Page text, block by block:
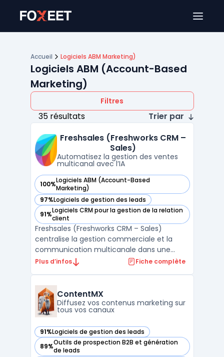
Accueil Logiciels ABM Marketing)
Logiciels ABM (Account-Based
Marketing)
Filtres
35 résultats
Trier par
Freshsales (Freshworks CRM –
Sales)
Automatisez la gestion des ventes
multicanal avec l’IA
100%Logiciels ABM (Account-Based
Marketing)
— voir Freshsales (Freshworks CRM – Sales) dans cette
97%Logiciels de gestion des leads
— voir Freshsales (Freshworks CRM – Sales) dans cette
91%Logiciels CRM pour la gestion de la relation
client
— voir Freshsales (Freshworks CRM – Sales) dans cette
Freshsales (Freshworks CRM – Sales)
centralise la gestion commerciale et la
communication multicanale dans une
interface organisée pour les équipes de
pipeline commercial jusqu’au suivi avancé
des remontées clients, s’ad ...
Plus d’infos Fiche complète
ContentMX
Diffusez vos contenus marketing sur
tous vos canaux
91%Logiciels de gestion des leads
— voir ContentMX dans cette catégorie
89%Outils de prospection B2B et génération
de leads
— voir ContentMX dans cette catégorie